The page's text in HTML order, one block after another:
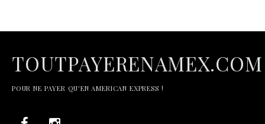
TOUTPAYERENAMEX.COM
POUR NE PAYER QU'EN AMERICAN EXPRESS !